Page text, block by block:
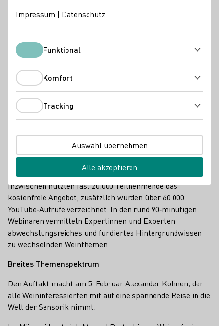
DWI Aktuell
Inzwischen nutzten fast 20.000 Teilnehmende das
kostenfreie Angebot, zusätzlich wurden über 60.000
YouTube‑Aufrufe verzeichnet. In den rund 90‑minütigen
Webinaren vermitteln Expertinnen und Experten
abwechslungsreiches und fundiertes Hintergrundwissen
zu wechselnden Weinthemen.
Breites Themenspektrum
Den Auftakt macht am 5. Februar Alexander Kohnen, der
alle Weininteressierten mit auf eine spannende Reise in die
Welt der Sensorik nimmt.
Impressum | Datenschutz
FunktionalFunktional
Komfort
Tracking
Auswahl übernehmen
Alle akzeptieren